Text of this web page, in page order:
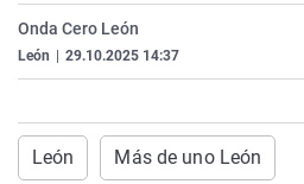
Onda Cero León
León 29.10.2025 14:37
León Más de uno León